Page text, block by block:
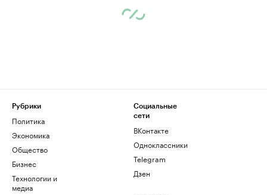
Рубрики
Политика
Экономика
Общество
Бизнес
Технологии и
медиа
Социальные
сети
ВКонтакте
Одноклассники
Telegram
Дзен